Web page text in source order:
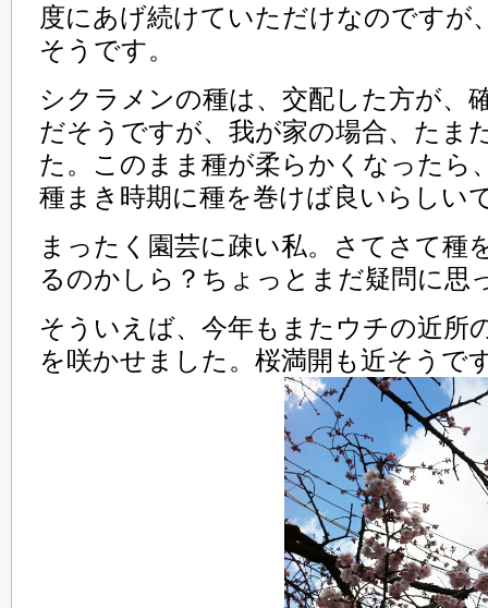
度にあげ続けていただけなのですが
そうです。
シクラメンの種は、交配した方が、
だそうですが、我が家の場合、たま
た。このまま種が柔らかくなったら
種まき時期に種を巻けば良いらしい
まったく園芸に疎い私。さてさて種
るのかしら？ちょっとまだ疑問に思
そういえば、今年もまたウチの近所
を咲かせました。桜満開も近そうで